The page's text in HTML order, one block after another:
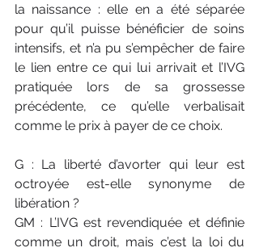
la naissance : elle en a été séparée
pour qu’il puisse bénéficier de soins
intensifs, et n’a pu s’empêcher de faire
le lien entre ce qui lui arrivait et l’IVG
pratiquée lors de sa grossesse
précédente, ce qu’elle verbalisait
comme le prix à payer de ce choix.
G : La liberté d’avorter qui leur est
octroyée est-elle synonyme de
libération ?
GM : L’IVG est revendiquée et définie
comme un droit, mais c’est la loi du